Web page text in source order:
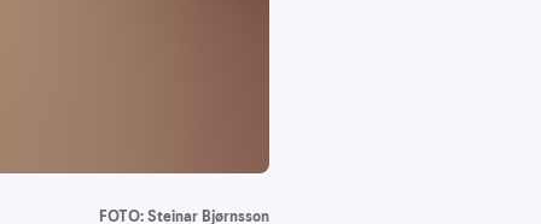
FOTO: Steinar Bjørnsson